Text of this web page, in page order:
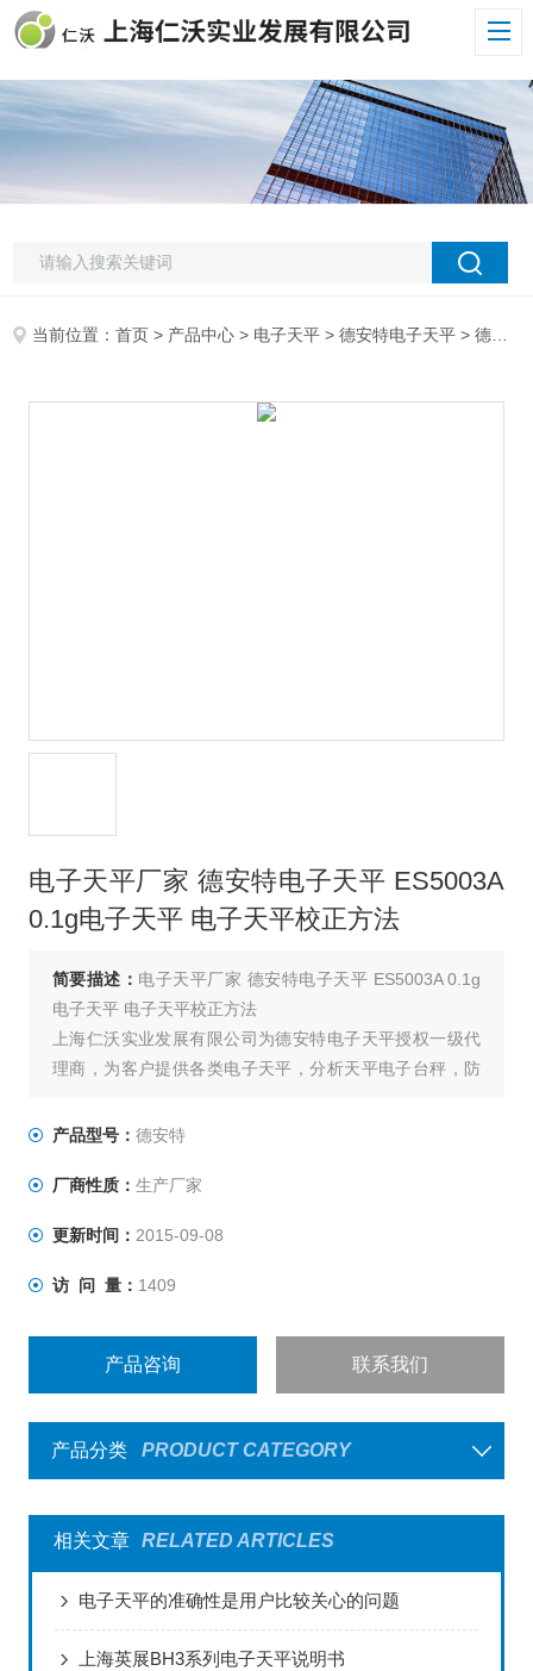
当前位置：首页 > 产品中心 > 电子天平 >德安特电子天平 > 德安特电子天平厂家 德安特电子天平 ES5003A 0.1g电子天平 电子天平校正方法
电子天平厂家 德安特电子天平 ES5003A
0.1g电子天平 电子天平校正方法
简要描述： 电子天平厂家 德安特电子天平 ES5003A 0.1g
电子天平 电子天平校正方法
上海仁沃实业发展有限公司为德安特电子天平授权一级代
理商，为客户提供各类电子天平，分析天平电子台秤，防
及维修；上海，嘉兴，昆山，杭州，苏州，南京，合肥，
恼，让您称心如意。
产品型号： 德安特
厂商性质： 生产厂家
更新时间： 2015-09-08
访 问 量： 1409
产品咨询 联系我们
产品分类 PRODUCT CATEGORY
相关文章 RELATED ARTICLES
电子天平的准确性是用户比较关心的问题
上海英展BH3系列电子天平说明书